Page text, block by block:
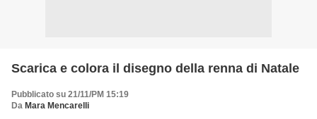
Scarica e colora il disegno della renna di Natale
Pubblicato su 21/11/PM 15:19
Da Mara Mencarelli